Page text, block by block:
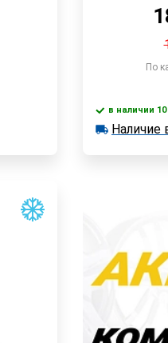
По
в наличии 10
в наличии
Наличие